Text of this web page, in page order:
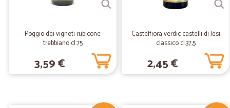
Poggio dei vigneti rubicone
trebbiano cl.75
3,59 €
Castelfiora verdic castelli di Jesi
classico cl.37,5
2,45 €